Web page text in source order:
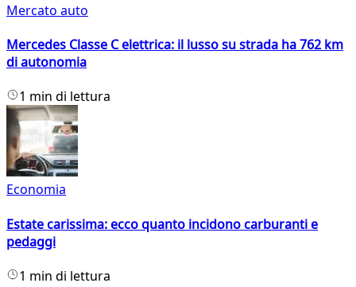
Mercato auto
Mercedes Classe C elettrica: il lusso su strada ha 762 km
di autonomia
1 min di lettura
Economia
Estate carissima: ecco quanto incidono carburanti e
pedaggi
1 min di lettura